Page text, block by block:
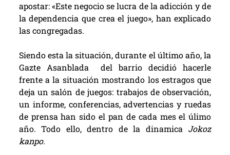
apostar: «Este negocio se lucra de la adicción y de
la dependencia que crea el juego», han explicado
las congregadas.
Siendo esta la situación, durante el último año, la
Gazte Asanblada del barrio decidió hacerle
frente a la situación mostrando los estragos que
deja un salón de juegos: trabajos de observación,
un informe, conferencias, advertencias y ruedas
de prensa han sido el pan de cada mes el úlimo
año. Todo ello, dentro de la dinamica Jokoz
kanpo.